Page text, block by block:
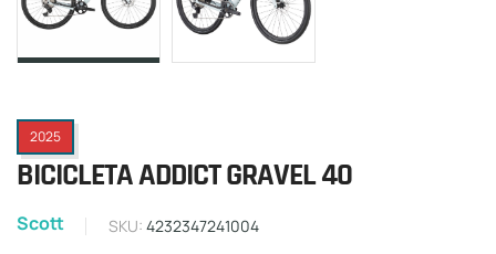
2025
BICICLETA ADDICT GRAVEL 40
Scott SKU: 4232347241004